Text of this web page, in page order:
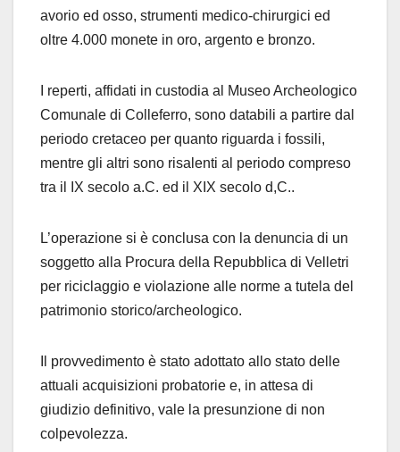
avorio ed osso, strumenti medico-chirurgici ed
oltre 4.000 monete in oro, argento e bronzo.
I reperti, affidati in custodia al Museo Archeologico
Comunale di Colleferro, sono databili a partire dal
periodo cretaceo per quanto riguarda i fossili,
mentre gli altri sono risalenti al periodo compreso
tra il IX secolo a.C. ed il XIX secolo d,C..
L’operazione si è conclusa con la denuncia di un
soggetto alla Procura della Repubblica di Velletri
per riciclaggio e violazione alle norme a tutela del
patrimonio storico/archeologico.
Il provvedimento è stato adottato allo stato delle
attuali acquisizioni probatorie e, in attesa di
giudizio definitivo, vale la presunzione di non
colpevolezza.